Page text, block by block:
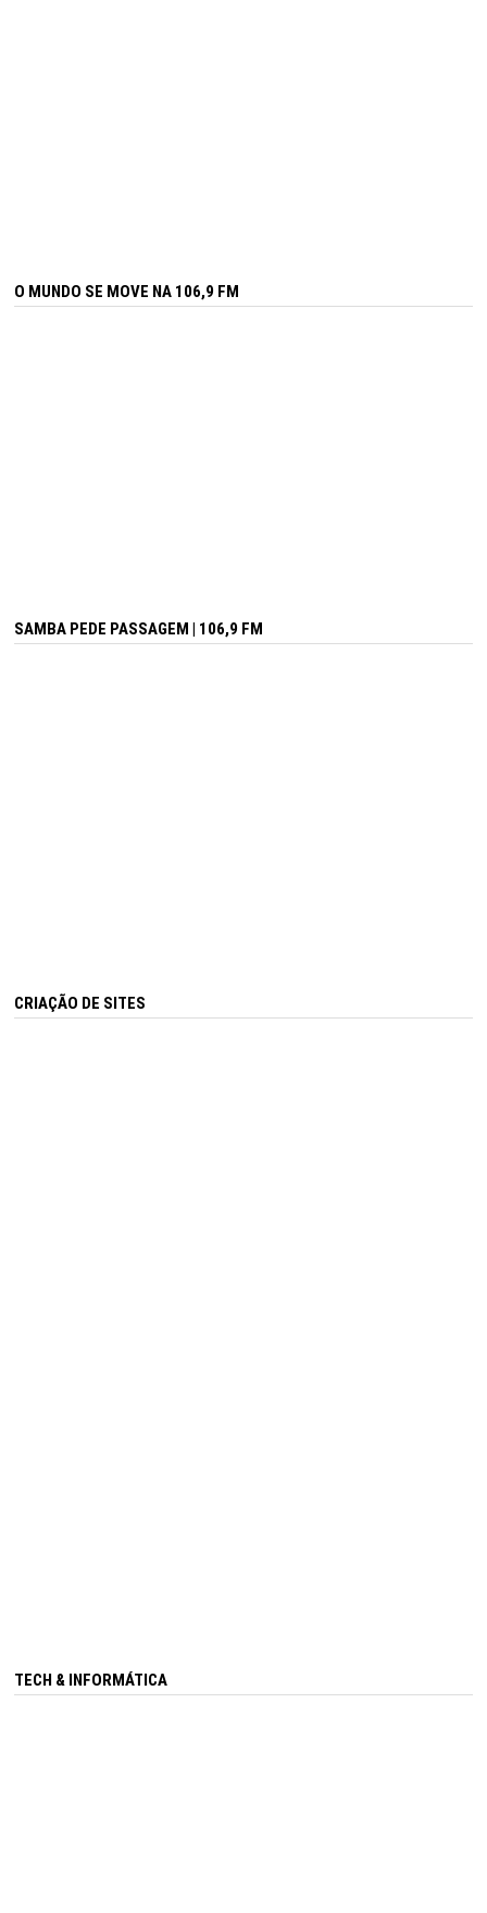
O MUNDO SE MOVE NA 106,9 FM
SAMBA PEDE PASSAGEM | 106,9 FM
CRIAÇÃO DE SITES
TECH & INFORMÁTICA